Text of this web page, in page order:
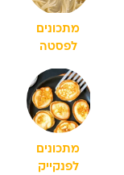
מתכונים
לפסטה
מתכונים
לפנקייק